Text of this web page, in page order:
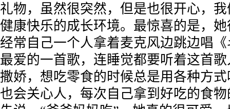
礼物，虽然很突然，但是也很开心，
健康快乐的成长环境。最惊喜的是，
经常自己一个人拿着麦克风边跳边唱
最爱的一首歌，连睡觉都要听着这首
撒娇，想吃零食的时候总是用各种方
也会关心人，每次自己拿到好吃的食